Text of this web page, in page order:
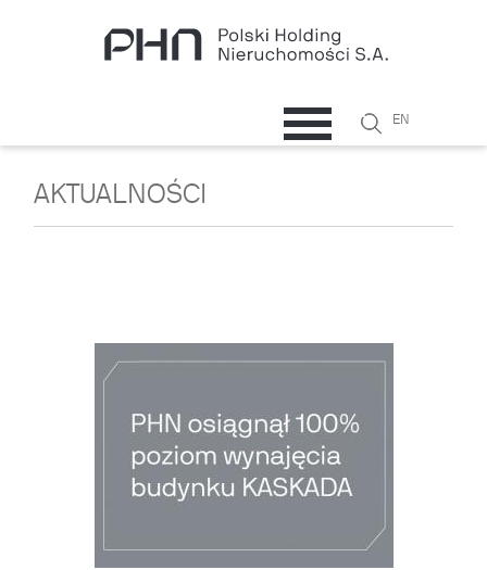
Formularz
SzukajEN
AKTUALNOŚCI